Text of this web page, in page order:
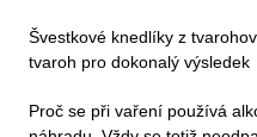
Švestkové knedlíky z
tvaroh pro dokonalý výsledek
Proč se při vaření používá